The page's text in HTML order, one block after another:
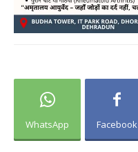
WhatsApp Facebook